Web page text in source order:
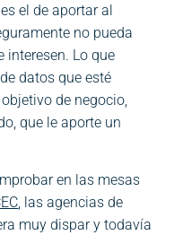
el de aportar al
no pueda
interesen. Lo que
datos que esté
de negocio,
que le aporte un
en las mesas
, las agencias de
muy dispar y todavía